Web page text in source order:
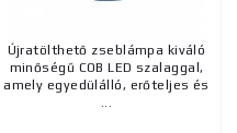
Újratölthető zseblámpa kiváló
minőségű COB LED szalaggal,
amely egyedülálló, erőteljes és
...